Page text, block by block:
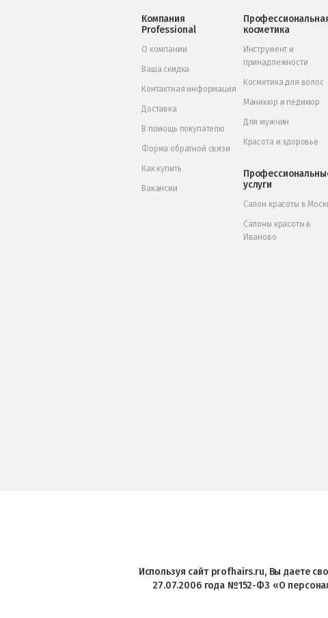
Компания
Professional
О компании
Ваша скидка
Контактная информация
Доставка
В помощь покупателю
Форма обратной связи
Как купить
Вакансии
косметика
Инструмент и
принадлежности
Косметика для волос
Маникюр и педикюр
Для мужчин
Красота и здоровье
услуги
Салон красоты в
Салоны красоты в
Иваново
Используя сайт profhairs.ru, Вы даете
27.07.2006 года №152-ФЗ «О